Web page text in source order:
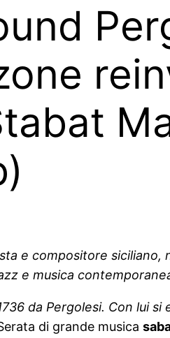
e compositore siciliano,
e musica
da Pergolesi. Con lui
di grande musica